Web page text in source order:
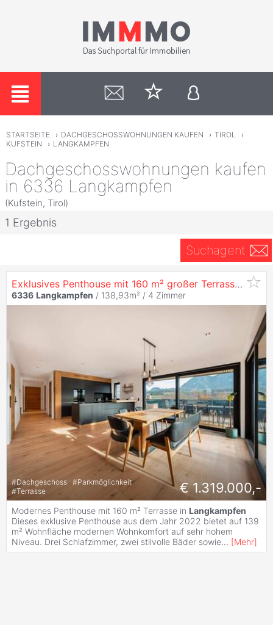
STARTSEITE › DACHGESCHOSSWOHNUNGEN KAUFEN › TIROL
›
KUFSTEIN
› LANGKAMPFEN
Dachgeschosswohnungen kaufen
in 6336 Langkampfen
(Kufstein, Tirol)
1 Ergebnis
Suchagent
Exklusives Penthouse mit 160 m² großer Terrasse in
6336 Langkampfen / 138,93m² / 4 Zimmer
#Dachgeschoss #Parkmöglichkeit
#Terrasse € 1.319.000,-
Modernes Penthouse mit 160 m² Terrasse in Langkampfen
Dieses exklusive Penthouse aus dem Jahr 2022 bietet auf 139
m² Wohnfläche modernen Wohnkomfort auf sehr hohem
Niveau. Drei Schlafzimmer, zwei stilvolle Bäder sowie... [Mehr]